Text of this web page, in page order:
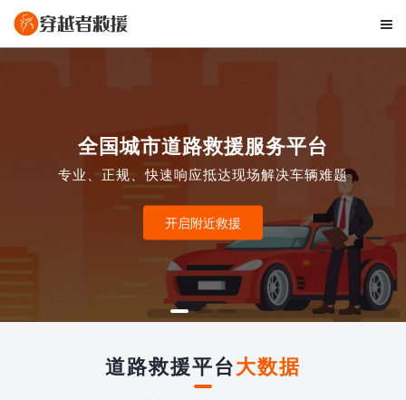

全国城市道路救援服务平台
专业、正规、快速响应抵达现场解决车辆难题
开启附近救援
道路救援平台大数据